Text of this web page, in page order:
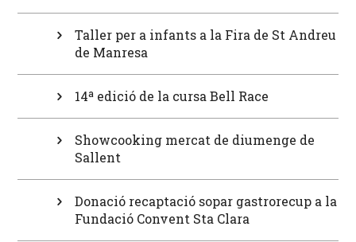
Taller per a infants a la Fira de St Andreu
de Manresa
14ª edició de la cursa Bell Race
Showcooking mercat de diumenge de
Sallent
Donació recaptació sopar gastrorecup a la
Fundació Convent Sta Clara